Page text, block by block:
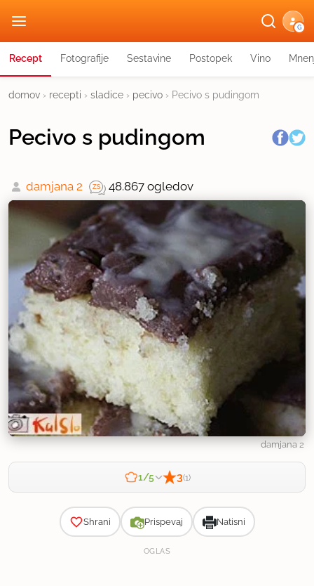
G
Recept Fotografije Sestavine Postopek Vino
domov › recepti › sladice › pecivo › Pecivo s pudingom
Pecivo s pudingom
damjana 2 48.867 ogledov
damjana 2
1/5 3(1)
Shrani Prispevaj Natisni
OGLAS